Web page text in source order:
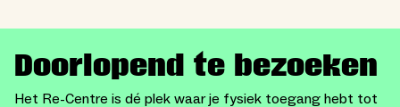
Doorlopend te bezoeken
Het Re-Centre is dé plek waar je fysiek toegang hebt tot